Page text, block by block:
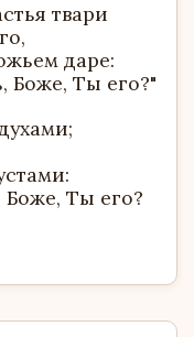
твари
даре:
Боже, Ты его?"
Ты его?